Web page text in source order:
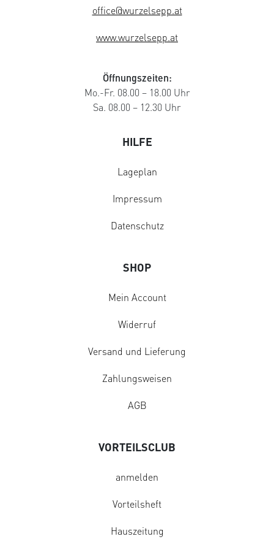
office@wurzelsepp.at
www.wurzelsepp.at
Öffnungszeiten:
Mo.-Fr. 08.00 – 18.00 Uhr
Sa. 08.00 – 12.30 Uhr
HILFE
Lageplan
Impressum
Datenschutz
SHOP
Mein Account
Widerruf
Versand und Lieferung
Zahlungsweisen
AGB
VORTEILSCLUB
anmelden
Vorteilsheft
Hauszeitung